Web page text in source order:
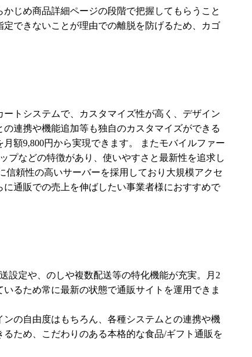
じめ商品詳細ページの段階で把握してもらうこと
できないことが理由での離脱を防げるため、カゴ
ートシステムで、カスタマイズ性が高く、デザイン
連携や機能追加等も独自のカスタマイズができる
額9,800円から実現できます。 またモバイルファー
プなどの特徴があり、使いやすさと最新性を追求し
信頼性の高いサーバーを採用しており大規模アクセ
通販での売上を伸ばしたい事業者様におすすめで
設定や、のしや複数配送等の特化機能が充実。月2
るため常に最新の状態で通販サイトを運用できま
の自由度はもちろん、各種システムとの連携や機
ため、こだわりのある本格的な食品/ギフト通販を